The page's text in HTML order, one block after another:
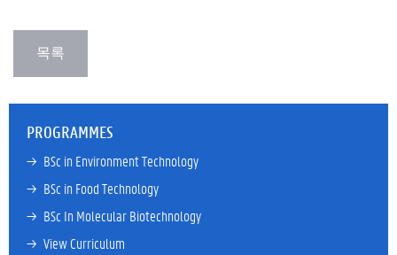
PROGRAMMES
→ BSc in Environment Technology
→ BSc in Food Technology
→ BSc In Molecular Biotechnology
→ View Curriculum